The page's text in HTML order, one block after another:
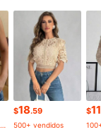
11% DE DESCUENTO
$18.59
500+ vendidos
$11